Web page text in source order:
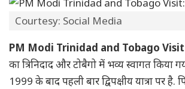
Courtesy: Social Media
PM Modi Trinidad and Tobago
का त्रिनिदाद और टोबैगो में भव्य स्वागत किया
1999 के बाद पहली बार द्विपक्षीय यात्रा पर है.